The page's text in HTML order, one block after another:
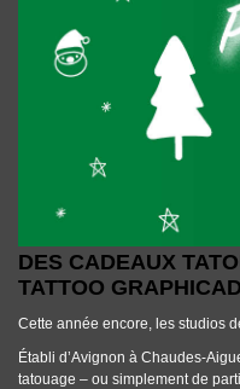
DES CADEAUX
TATTOO
Cette année encore, les studios
Établi d’Avignon à Chaudes-
tatouage – ou simplement de